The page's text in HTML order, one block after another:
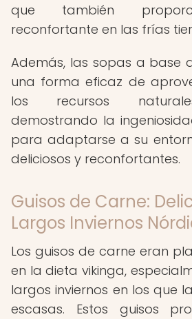
que también
reconfortante en las frías
Además, las sopas a base
una forma eficaz de
los recursos
demostrando la
para adaptarse a su
deliciosos y reconfortantes.
Guisos de Carne:
Largos Inviernos
Los guisos de carne eran
en la dieta vikinga,
largos inviernos en los que
escasas. Estos guisos